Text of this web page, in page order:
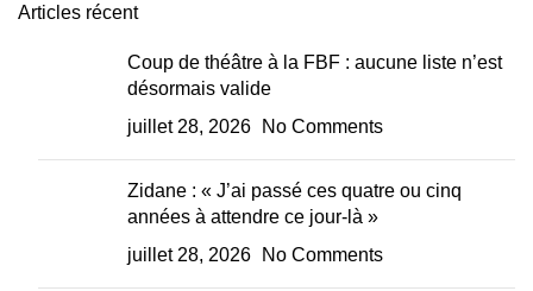
Articles récent
Coup de théâtre à la FBF : aucune liste n’est
désormais valide
juillet 28, 2026
No Comments
Zidane : « J’ai passé ces quatre ou cinq
années à attendre ce jour-là »
juillet 28, 2026
No Comments